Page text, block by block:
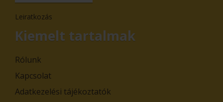
Leiratkozás
Kiemelt tartalmak
Rólunk
Kapcsolat
Adatkezelési tájékoztatók